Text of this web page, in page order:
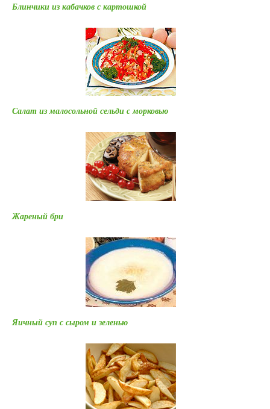
Блинчики из кабачков с картошкой
Салат из малосольной сельди с морковью
Жареный бри
Яичный суп с сыром и зеленью